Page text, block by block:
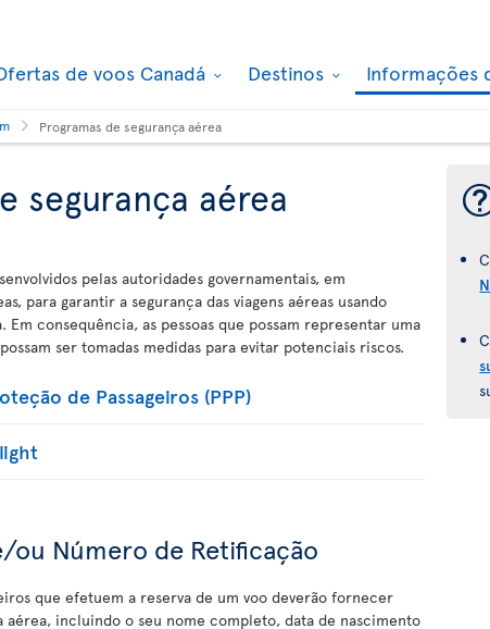
de voos Canadá Destinos Informações
Programas de segurança aérea
segurança aérea
pelas autoridades governamentais, em
para garantir a segurança das viagens aéreas usando
consequência, as pessoas que possam representar uma
ser tomadas medidas para evitar potenciais riscos.
de Passageiros (PPP)
ou Número de Retificação
que efetuem a reserva de um voo deverão fornecer
incluindo o seu nome completo, data de nascimento